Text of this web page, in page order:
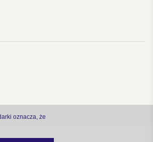
oznacza, że